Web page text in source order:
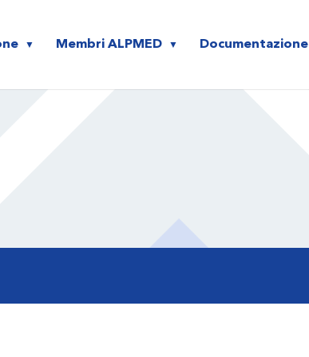
Membri ALPMED Documentazione